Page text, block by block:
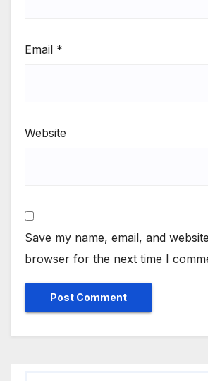
Email *
Website
Save my name, email, and
browser for the next time I